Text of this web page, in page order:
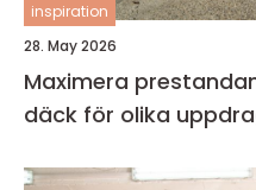
inspiration
28. May 2026
Maximera
däck för olika